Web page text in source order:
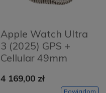
Apple Watch Ultra
3 (2025) GPS +
Cellular 49mm
Natural + pasek
4 169,00 zł
Powiadom